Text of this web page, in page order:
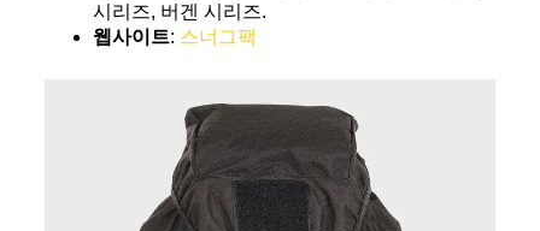
시리즈, 버겐 시리즈.
웹사이트: 스너그팩